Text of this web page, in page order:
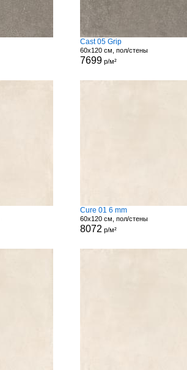
Cast 05 Grip
60x120 см, пол/стены
7699р/м²
Cure 01 6 mm
60x120 см, пол/стены
8072 р/м²